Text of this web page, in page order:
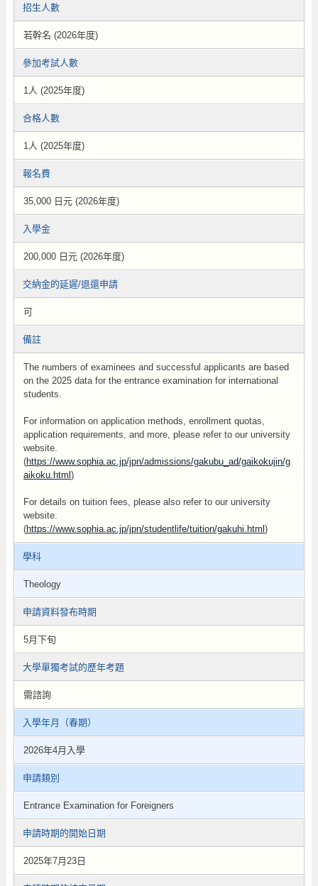
招生人數
若幹名 (2026年度)
參加考試人數
1人 (2025年度)
合格人數
1人 (2025年度)
報名費
35,000 日元 (2026年度)
入學金
200,000 日元 (2026年度)
交納金的延遲/退還申請
可
備註
The numbers of examinees and successful applicants are based
on the 2025 data for the entrance examination for international
students.
For information on application methods, enrollment quotas,
application requirements, and more, please refer to our university
website.
(https://www.sophia.ac.jp/jpn/admissions/gakubu_ad/gaikokujin/g
aikoku.html )
For details on tuition fees, please also refer to our university
website.
(https://www.sophia.ac.jp/jpn/studentlife/tuition/gakuhi.html )
學科
Theology
申請資料發布時期
5月下旬
大學單獨考試的歷年考題
需諮詢
入學年月（春期）
2026年4月入學
申請類別
Entrance Examination for Foreigners
申請時期的開始日期
2025年7月23日